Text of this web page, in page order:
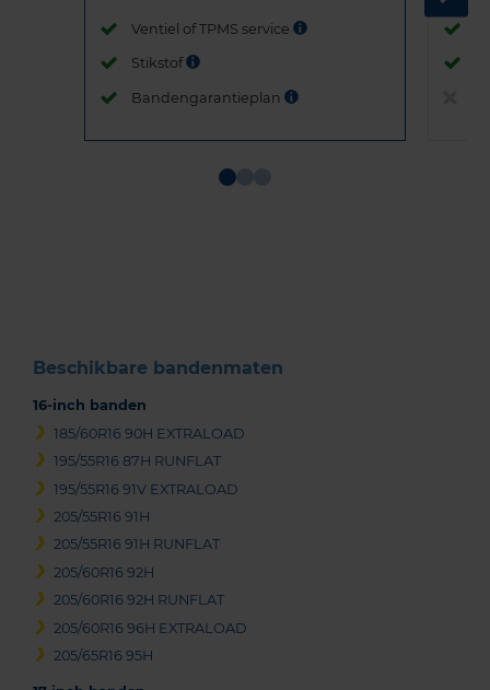
Ventiel of TPMS service
Stikstof
Bandengarantieplan
Beschikbare bandenmaten
16-inch banden
185/60R16 90H EXTRALOAD
195/55R16 87H RUNFLAT
195/55R16 91V EXTRALOAD
205/55R16 91H
205/55R16 91H RUNFLAT
205/60R16 92H
205/60R16 92H RUNFLAT
205/60R16 96H EXTRALOAD
205/65R16 95H